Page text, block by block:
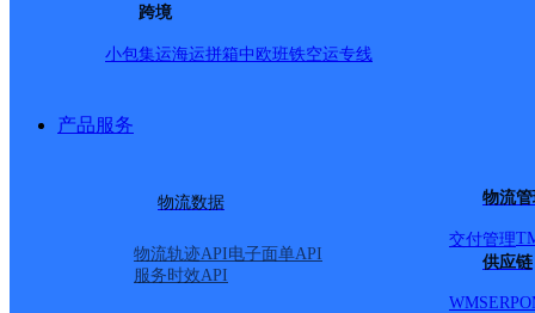
跨境
小包集运海运拼箱中欧班铁空运专线
产品服务
物流数据
物流轨迹API电子面单API
服务时效API
物流
交付管理
供应链
WMSERP